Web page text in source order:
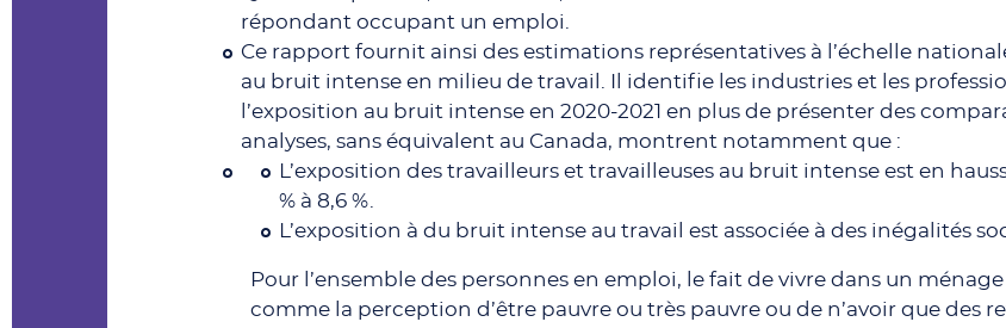
répondant occupant un emploi.
Ce rapport fournit ainsi des estimations représentatives à l’échelle
au bruit intense en milieu de travail. Il identifie les industries et les
l’exposition au bruit intense en 2020-2021 en plus de présenter des
analyses, sans équivalent au Canada, montrent notamment que :
L’exposition des travailleurs et travailleuses au bruit intense est en
% à 8,6 %.
L’exposition à du bruit intense au travail est associée à des inégalités
Pour l’ensemble des personnes en emploi, le fait de vivre dans un
comme la perception d’être pauvre ou très pauvre ou de n’avoir que des